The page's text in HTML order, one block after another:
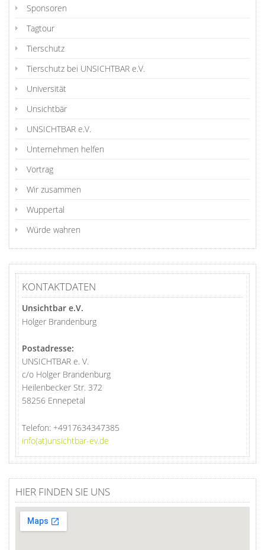
Sponsoren
Tagtour
Tierschutz
Tierschutz bei UNSICHTBAR e.V.
Universität
Unsichtbär
UNSICHTBAR e.V.
Unternehmen helfen
Vortrag
Wir zusammen
Wuppertal
Würde wahren
KONTAKTDATEN
Unsichtbar e.V.
Holger Brandenburg
Postadresse:
UNSICHTBAR e. V.
c/o Holger Brandenburg
Heilenbecker Str. 372
58256 Ennepetal
Telefon: +4917634347385
info(at)unsichtbar-ev.de
HIER FINDEN SIE UNS